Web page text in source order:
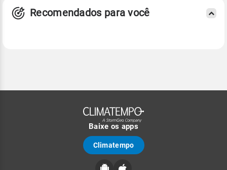
Recomendados para você
Baixe os apps
Climatempo